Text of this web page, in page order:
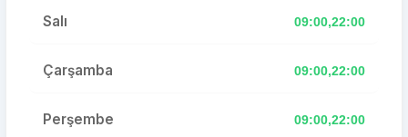
Salı 09:00,22:00
Çarşamba 09:00,22:00
Perşembe 09:00,22:00